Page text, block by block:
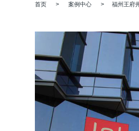
首页 > 案例中心 > 福州王府